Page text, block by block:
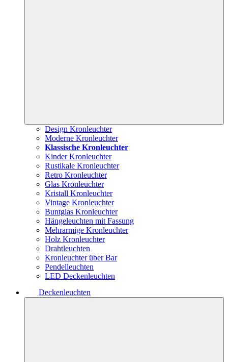
Design Kronleuchter
Moderne Kronleuchter
Klassische Kronleuchter
Kinder Kronleuchter
Rustikale Kronleuchter
Retro Kronleuchter
Glas Kronleuchter
Kristall Kronleuchter
Vintage Kronleuchter
Buntglas Kronleuchter
Hängeleuchten mit Fassung
Mehrarmige Kronleuchter
Holz Kronleuchter
Drahtleuchten
Kronleuchter über Bar
Pendelleuchten
LED Deckenleuchten
Deckenleuchten